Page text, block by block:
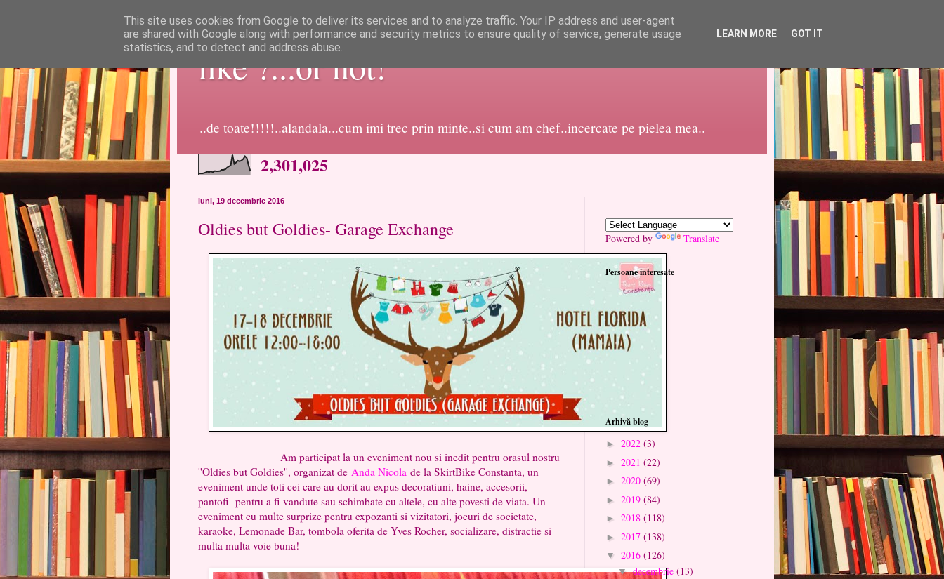
like ?...or not!
..de toate!!!!!..alandala...cum imi trec prin minte..si cum am chef..incercate pe pielea mea..
2,301,025
luni, 19 decembrie 2016
Oldies but Goldies- Garage Exchange
Am participat la un eveniment nou si inedit pentru orasul nostru
''Oldies but Goldies'', organizat de Anda Nicola de la SkirtBike Constanta, un
eveniment unde toti cei care au dorit au expus decoratiuni, haine, accesorii,
pantofi- pentru a fi vandute sau schimbate cu altele, cu alte povesti de viata. Un
eveniment cu multe surprize pentru expozanti si vizitatori, jocuri de societate,
karaoke, Lemonade Bar, tombola oferita de Yves Rocher, socializare, distractie si
multa multa voie buna!
Powered by Translate
Persoane interesate
Arhivă blog
► 2022 (3)
► 2021 (22)
► 2020 (69)
► 2019 (84)
► 2018 (118)
► 2017 (138)
▼ 2016 (126)
▼decembrie (13)
This site uses cookies from Google to deliver its services and to analyze traffic. Your IP address and user-agent
are shared with Google along with performance and security metrics to ensure quality of service, generate usage
statistics, and to detect and address abuse.
LEARN MORE GOT IT